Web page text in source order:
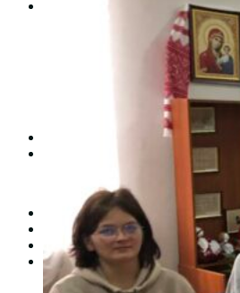
Денна форма навчання
Заочна форма навчання
Студентська рада
Документація. Карантин
Документація. Воєнний стан
Центр кар’єри та
Центр дуальної освіти
Неформальна та інформальна
Міжнародне співробітництво
Міжнародне
Міжнародне
Угоди та договори
Вісник
Контакти
Публічність
Кваліфікаційний центр МФК
Нормативно-правова база